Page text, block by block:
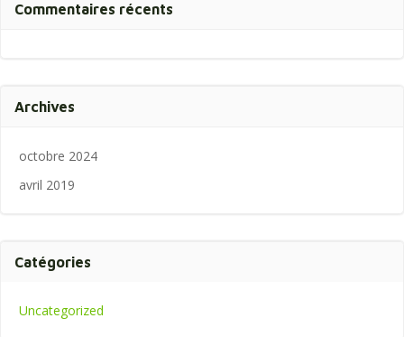
Commentaires récents
Archives
octobre 2024
avril 2019
Catégories
Uncategorized